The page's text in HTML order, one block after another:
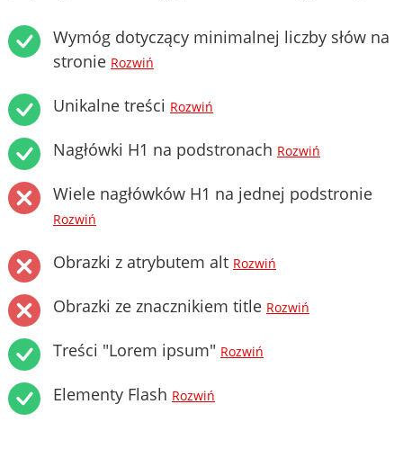
Wymóg dotyczący minimalnej liczby słów na
stronie Rozwiń
Unikalne treści Rozwiń
Nagłówki H1 na podstronach Rozwiń
Wiele nagłówków H1 na jednej podstronie
Rozwiń
Obrazki z atrybutem alt Rozwiń
Obrazki ze znacznikiem title Rozwiń
Treści "Lorem ipsum" Rozwiń
Elementy Flash Rozwiń